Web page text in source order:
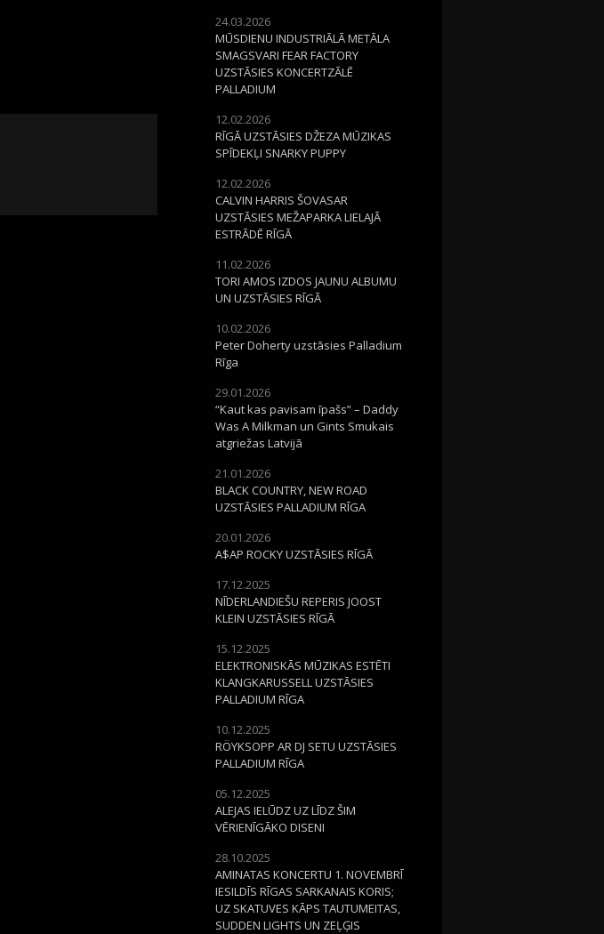
24.03.2026
MŪSDIENU INDUSTRIĀLĀ METĀLA
SMAGSVARI FEAR FACTORY
UZSTĀSIES KONCERTZĀLĒ
PALLADIUM
12.02.2026
RĪGĀ UZSTĀSIES DŽEZA MŪZIKAS
SPĪDEKĻI SNARKY PUPPY
12.02.2026
CALVIN HARRIS ŠOVASAR
UZSTĀSIES MEŽAPARKA LIELAJĀ
ESTRĀDĒ RĪGĀ
11.02.2026
TORI AMOS IZDOS JAUNU ALBUMU
UN UZSTĀSIES RĪGĀ
10.02.2026
Peter Doherty uzstāsies Palladium
Rīga
29.01.2026
“Kaut kas pavisam īpašs” – Daddy
Was A Milkman un Gints Smukais
atgriežas Latvijā
21.01.2026
BLACK COUNTRY, NEW ROAD
UZSTĀSIES PALLADIUM RĪGA
20.01.2026
A$AP ROCKY UZSTĀSIES RĪGĀ
17.12.2025
NĪDERLANDIEŠU REPERIS JOOST
KLEIN UZSTĀSIES RĪGĀ
15.12.2025
ELEKTRONISKĀS MŪZIKAS ESTĒTI
KLANGKARUSSELL UZSTĀSIES
PALLADIUM RĪGA
10.12.2025
RÖYKSOPP AR DJ SETU UZSTĀSIES
PALLADIUM RĪGA
05.12.2025
ALEJAS IELŪDZ UZ LĪDZ ŠIM
VĒRIENĪGĀKO DISENI
28.10.2025
AMINATAS KONCERTU 1. NOVEMBRĪ
IESILDĪS RĪGAS SARKANAIS KORIS;
UZ SKATUVES KĀPS TAUTUMEITAS,
SUDDEN LIGHTS UN ZEĻĢIS